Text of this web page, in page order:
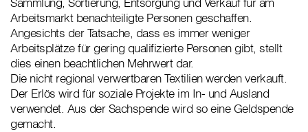
Arbeitsmarkt benachteiligte Personen geschaffen.
Angesichts der Tatsache, dass es immer weniger
Arbeitsplätze für gering qualifizierte Personen gibt, stellt
dies einen beachtlichen Mehrwert dar.
Die nicht regional verwertbaren Textilien werden verkauft.
Der Erlös wird für soziale Projekte im In- und Ausland
verwendet. Aus der Sachspende wird so eine Geldspende
gemacht.